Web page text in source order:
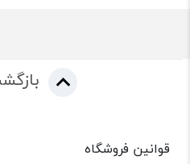
اکثر لباس های فروشگاه
ایرادات و ارسال محصول
قوانین فروشگاه